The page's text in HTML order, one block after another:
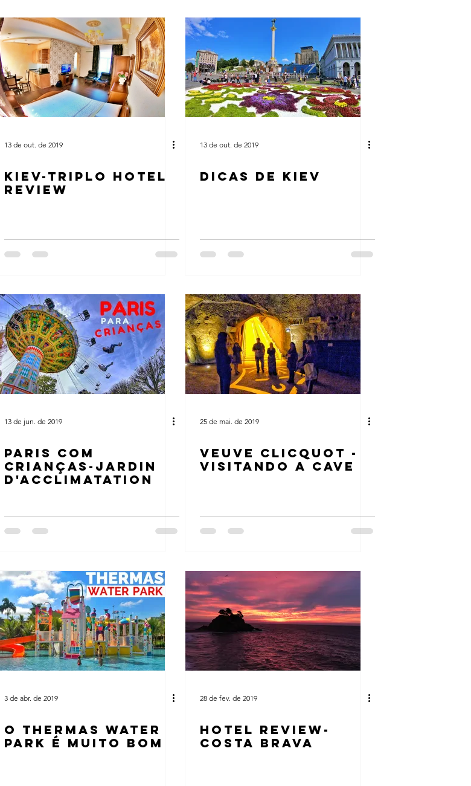
13 de out. de 2019
KIEV-TRIPLO HOTEL
REVIEW
13 de out. de 2019
DICAS DE KIEV
13 de jun. de 2019
PARIS COM
CRIANÇAS-JARDIN
D'ACCLIMATATION
25 de mai. de 2019
VEUVE CLICQUOT -
VISITANDO A CAVE
3 de abr. de 2019
O THERMAS WATER
PARK É MUITO BOM
28 de fev. de 2019
HOTEL REVIEW-
COSTA BRAVA